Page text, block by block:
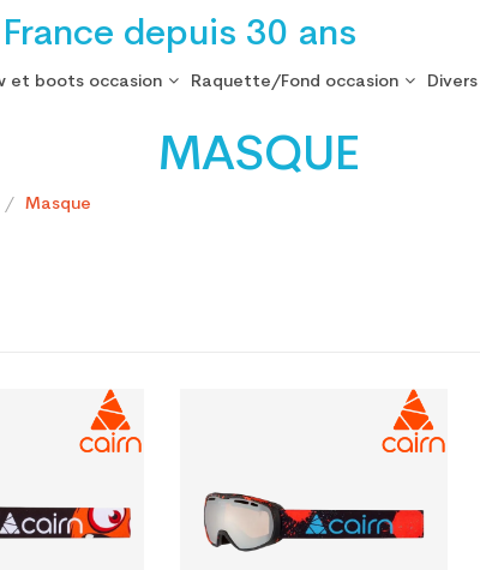
depuis 30 ans
et boots occasion Raquette/Fond occasion Divers
MASQUE
Masque